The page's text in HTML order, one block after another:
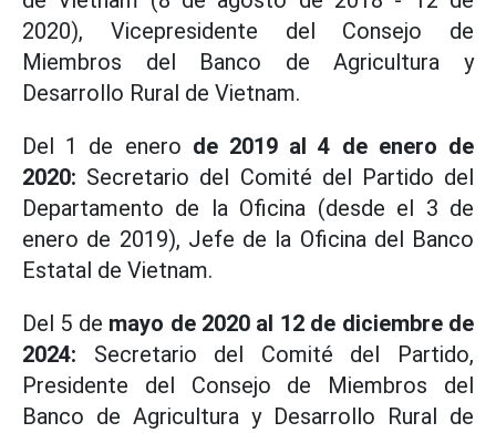
2020), Vicepresidente del Consejo de
Miembros del Banco de Agricultura y
Desarrollo Rural de Vietnam.
Del 1 de enero de 2019 al 4 de enero de
2020: Secretario del Comité del Partido del
Departamento de la Oficina (desde el 3 de
enero de 2019), Jefe de la Oficina del Banco
Estatal de Vietnam.
Del 5 de mayo de 2020 al 12 de diciembre de
2024: Secretario del Comité del Partido,
Presidente del Consejo de Miembros del
Banco de Agricultura y Desarrollo Rural de